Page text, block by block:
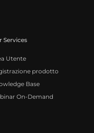
Services
Utente
prodotto
Base
On-Demand